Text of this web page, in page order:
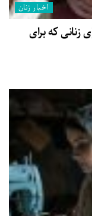
اخبار زنان
برای زنانی که برای